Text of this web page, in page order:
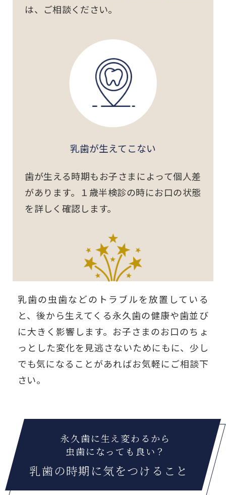
は、ご相談ください。
乳歯が生えてこない
歯が生える時期もお子さまによって個人差
があります。１歳半検診の時にお口の状態
を詳しく確認します。
乳歯の虫歯などのトラブルを放置している
と、後から生えてくる永久歯の健康や歯並び
に大きく影響します。お子さまのお口のちょ
っとした変化を見逃さないためにもに、少し
でも気になることがあればお気軽にご相談下
さい。
永久歯に生え変わるから
虫歯になっても良い？
乳歯の時期に気をつけること